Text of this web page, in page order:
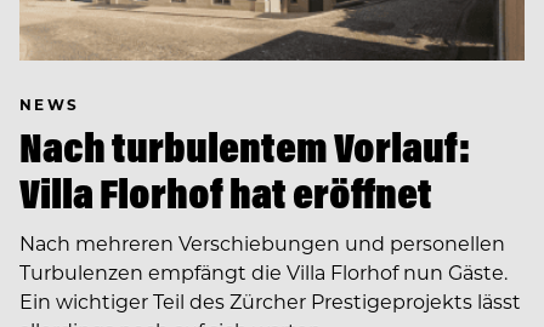
NEWS
Nach turbulentem Vorlauf:
Villa Florhof hat eröffnet
Nach mehreren Verschiebungen und personellen
Turbulenzen empfängt die Villa Florhof nun Gäste.
Ein wichtiger Teil des Zürcher Prestigeprojekts lässt